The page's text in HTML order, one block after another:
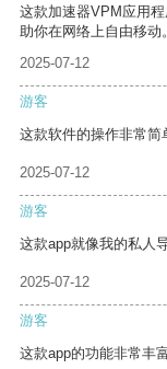
这款加速器VPM应用
助你在网络上自由移动。
2025-07-12
游客
这款软件的操作非常简
2025-07-12
游客
这款app就像我的私人
2025-07-12
游客
这款app的功能非常丰